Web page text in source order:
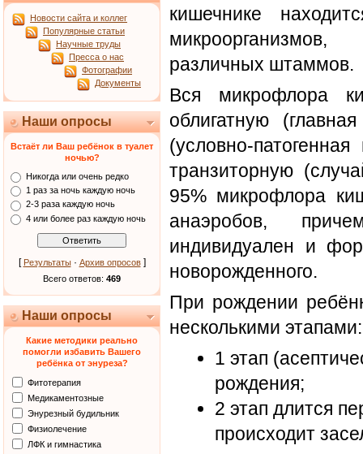
Новости сайта и коллег
Популярные статьи
Научные труды
Пресса о нас
Фотографии
Документы
Наши опросы
Встаёт ли Ваш ребёнок в туалет
ночью?
Никогда или очень редко
1 раз за ночь каждую ночь
2-3 раза каждую ночь
4 или более раз каждую ночь
[ Результаты· Архив опросов]
Всего ответов: 469
Наши опросы
Какие методики реально
помогли избавить Вашего
ребёнка от энуреза?
Фитотерапия
Медикаментозные
Энурезный будильник
Физиолечение
ЛФК и гимнастика
кишечнике
различных штаммов.
Вся микрофлора
облигатную
(условно-
транзиторную
95% микрофлора
анаэробов,
индивидуален и
новорожденного.
При рождении
несколькими этапами:
1 этап
рождения;
2 этап длится
происходит